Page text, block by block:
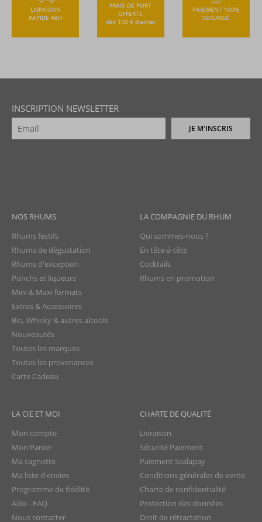
LIVRAISON
RAPIDE 48H
FRAIS DE PORT
OFFERTS
dès 150 € d’achat
PAIEMENT 100%
SÉCURISÉ
INSCRIPTION NEWSLETTER
JE M'INSCRIS
NOS RHUMS
Rhums festifs
Rhums de dégustation
Rhums d'exception
Punchs et liqueurs
Mini & Maxi formats
Extras & Accessoires
Bio, Whisky & autres alcools
Nouveautés
Toutes les marques
Toutes les provenances
Carte Cadeau
LA COMPAGNIE DU RHUM
Qui sommes-nous ?
En tête-à-tête
Cocktails
Rhums en promotion
LA CIE ET MOI
Mon compte
Mon Panier
Ma cagnotte
Ma liste d'envies
Programme de fidélité
Aide - FAQ
Nous contacter
CHARTE DE QUALITÉ
Livraison
Sécurité Paiement
Paiement Scalapay
Conditions générales de vente
Charte de confidentialité
Protection des données
Droit de rétractation